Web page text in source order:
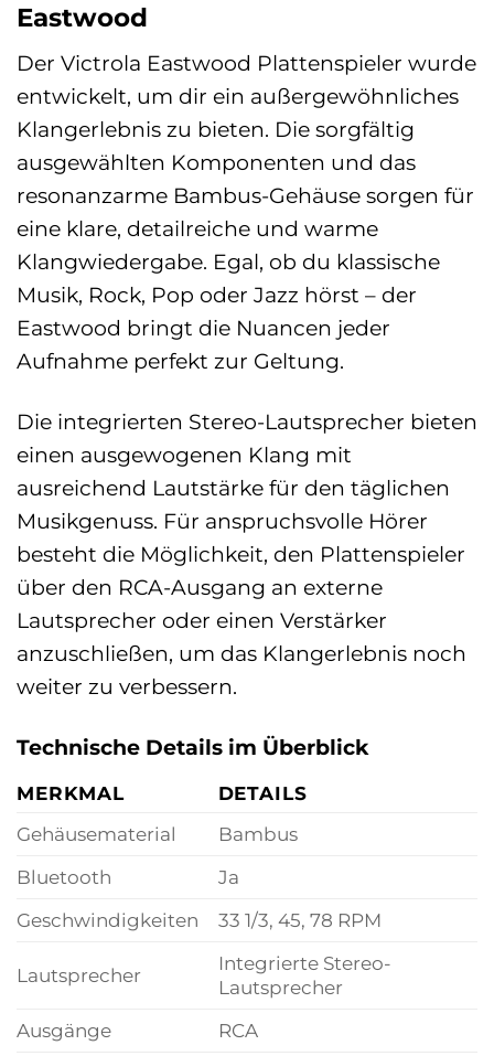
Eastwood
Der Victrola Eastwood Plattenspieler wurde
entwickelt, um dir ein außergewöhnliches
Klangerlebnis zu bieten. Die sorgfältig
ausgewählten Komponenten und das
resonanzarme Bambus-Gehäuse sorgen für
eine klare, detailreiche und warme
Klangwiedergabe. Egal, ob du klassische
Musik, Rock, Pop oder Jazz hörst – der
Eastwood bringt die Nuancen jeder
Aufnahme perfekt zur Geltung.
Die integrierten Stereo-Lautsprecher bieten
einen ausgewogenen Klang mit
ausreichend Lautstärke für den täglichen
Musikgenuss. Für anspruchsvolle Hörer
besteht die Möglichkeit, den Plattenspieler
über den RCA-Ausgang an externe
Lautsprecher oder einen Verstärker
anzuschließen, um das Klangerlebnis noch
weiter zu verbessern.
Technische Details im Überblick
MERKMAL
DETAILS
Gehäusematerial
Bambus
Bluetooth
Ja
Geschwindigkeiten
33 1/3, 45, 78 RPM
Lautsprecher
Integrierte Stereo-
Lautsprecher
Ausgänge
RCA